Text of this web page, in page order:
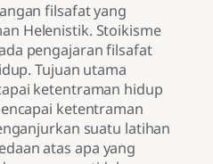
filsafat yang
Helenistik. Stoikisme
pengajaran filsafat
Tujuan utama
ketentraman hidup
ketentraman
suatu latihan
atas apa yang